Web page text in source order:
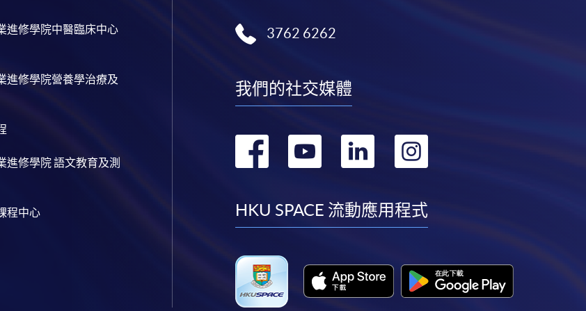
進修學院中醫臨床中心
進修學院營養學治療及
進修學院 語文教育及測
程中心
3762 6262
我們的社交媒體
轉
facebook
轉
youtube
轉
linkedin
轉
instagram
HKU SPACE 流動應用程式